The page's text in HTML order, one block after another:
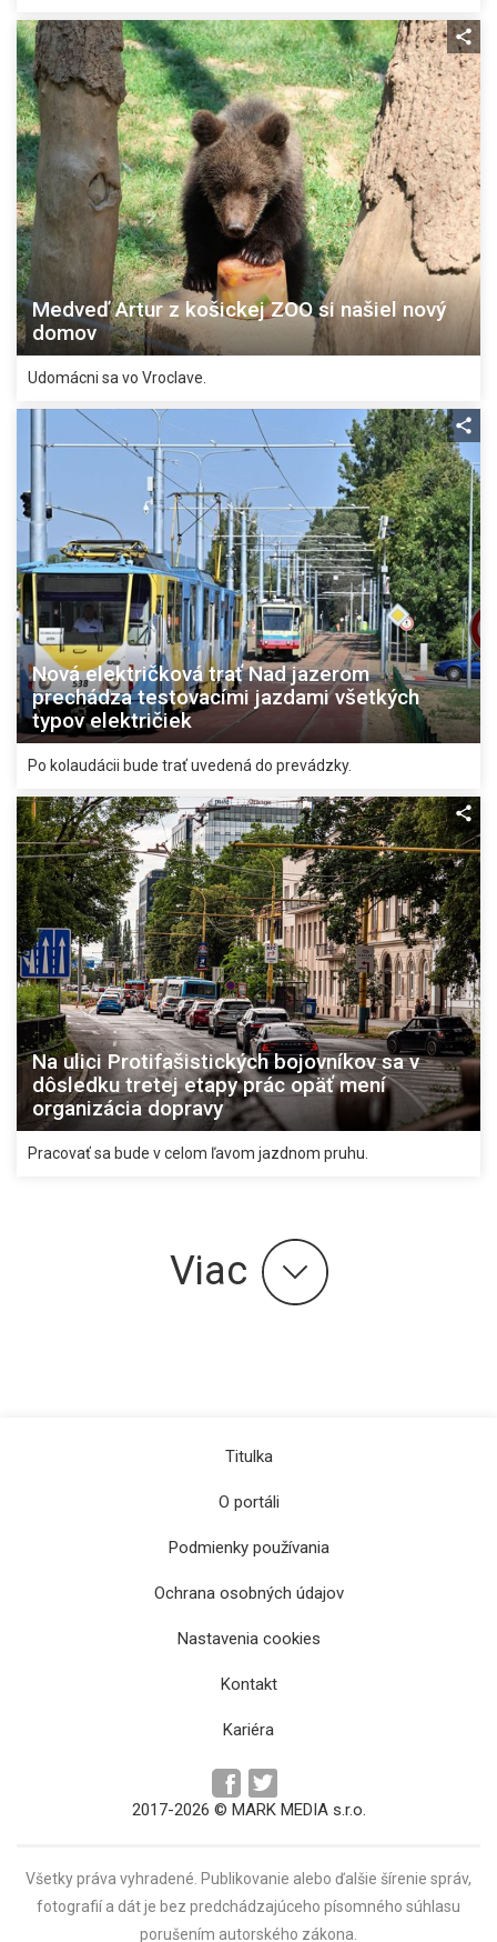
Medveď Artur z košickej ZOO si našiel nový
domov
Udomácni sa vo Vroclave.
Nová električková trať Nad jazerom
prechádza testovacími jazdami všetkých
typov električiek
Po kolaudácii bude trať uvedená do prevádzky.
Na ulici Protifašistických bojovníkov sa v
dôsledku tretej etapy prác opäť mení
organizácia dopravy
Pracovať sa bude v celom ľavom jazdnom pruhu.
Viac
Titulka
O portáli
Podmienky používania
Ochrana osobných údajov
Nastavenia cookies
Kontakt
Kariéra
2017-2026 © MARK MEDIA s.r.o.
Všetky práva vyhradené. Publikovanie alebo ďalšie šírenie správ,
fotografií a dát je bez predchádzajúceho písomného súhlasu
porušením autorského zákona.